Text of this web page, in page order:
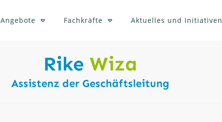
Angebote Fachkräfte Aktuelles und Initiativen
Rike Wiza
Assistenz der Geschäftsleitung